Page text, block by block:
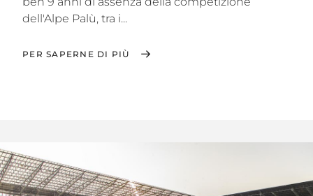
dell'Alpe Palù, tra i...
PER SAPERNE DI PIÙ